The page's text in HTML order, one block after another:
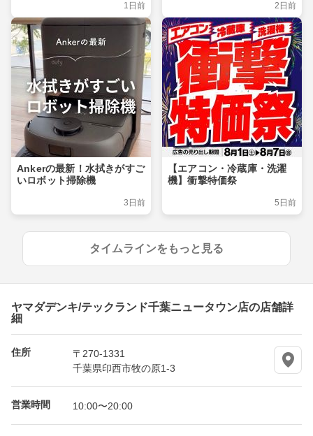
1日前 2日前
Ankerの最新！水拭きがすご
いロボット掃除機
3日前
【エアコン・冷蔵庫・洗濯
機】衝撃特価祭
5日前
タイムラインをもっと見る
ヤマダデンキ/テックランド千葉ニュータウン店の店舗詳
細
住所
〒270-1331
千葉県印西市牧の原1-3
営業時間 10:00〜20:00